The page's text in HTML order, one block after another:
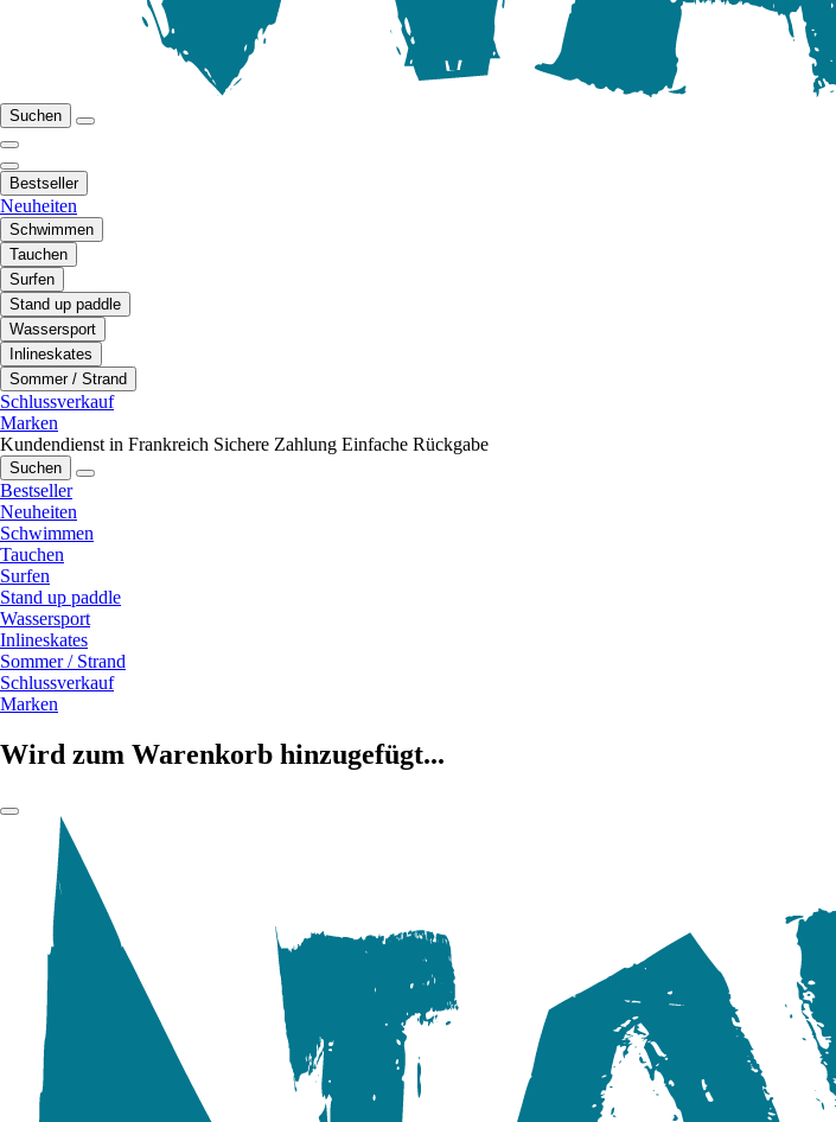
Suchen
Bestseller
Neuheiten
Schwimmen
Tauchen
Surfen
Stand up paddle
Wassersport
Inlineskates
Sommer / Strand
Schlussverkauf
Marken
Kundendienst in Frankreich Sichere Zahlung Einfache Rückgabe
Suchen
Bestseller
Neuheiten
Schwimmen
Tauchen
Surfen
Stand up paddle
Wassersport
Inlineskates
Sommer / Strand
Schlussverkauf
Marken
Wird zum Warenkorb hinzugefügt...